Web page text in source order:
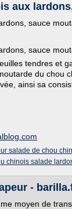
aux
sauce
sauce
tendres et
du chou
ainsi sa
salade de chou
chinois salade
-
moyen de